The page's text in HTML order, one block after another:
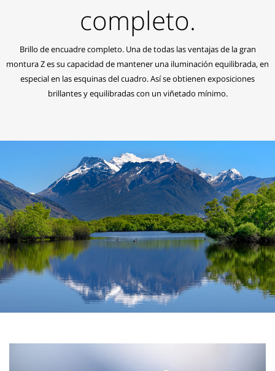
completo.
Brillo de encuadre completo. Una de todas las ventajas de la gran
montura Z es su capacidad de mantener una iluminación equilibrada, en
especial en las esquinas del cuadro. Así se obtienen exposiciones
brillantes y equilibradas con un viñetado mínimo.